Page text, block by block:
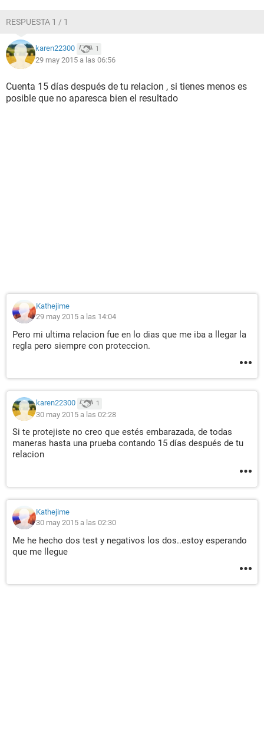
RESPUESTA 1 / 1
karen22300 1
29 may 2015 a las 06:56
Cuenta 15 días después de tu relacion , si tienes menos es
posible que no aparesca bien el resultado
Kathejime
29 may 2015 a las 14:04
Pero mi ultima relacion fue en lo dias que me iba a llegar la
regla pero siempre con proteccion.
karen22300 1
30 may 2015 a las 02:28
Si te protejiste no creo que estés embarazada, de todas
maneras hasta una prueba contando 15 días después de tu
relacion
Kathejime
30 may 2015 a las 02:30
Me he hecho dos test y negativos los dos..estoy esperando
que me llegue